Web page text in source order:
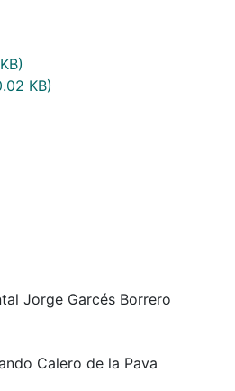
KB)
Jorge Garcés Borrero
Calero de la Pava